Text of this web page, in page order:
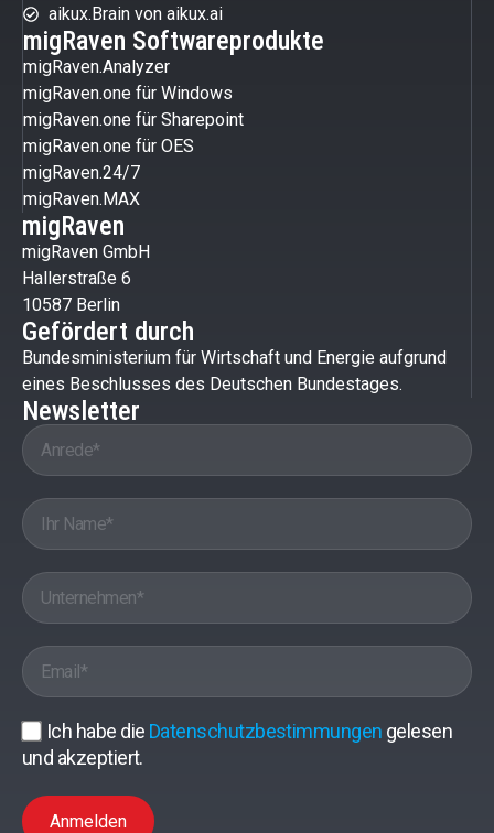
aikux.Brain von aikux.ai
migRaven Softwareprodukte
migRaven.Analyzer
migRaven.one für Windows
migRaven.one für Sharepoint
migRaven.one für OES
migRaven.24/7
migRaven.MAX
migRaven
migRaven GmbH
Hallerstraße 6
10587 Berlin
Gefördert durch
Bundesministerium für Wirtschaft und Energie aufgrund
eines Beschlusses des Deutschen Bundestages.
Newsletter
Ich habe die Datenschutzbestimmungen gelesen
und akzeptiert.
Anmelden